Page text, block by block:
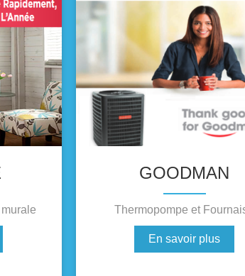
GOODMAN
Thermopompe et
En savoir plus